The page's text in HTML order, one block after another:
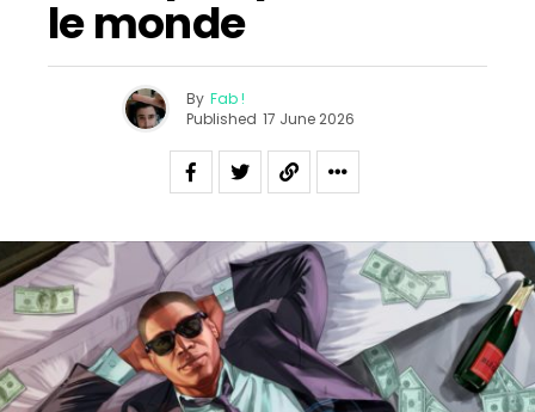
le monde
By Fab !
Published 17 June 2026